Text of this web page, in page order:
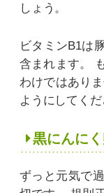
しょう。
ビタミンB1は
含まれます。
わけではありま
ようにしてくだ
黒にんに
ずっと元気で